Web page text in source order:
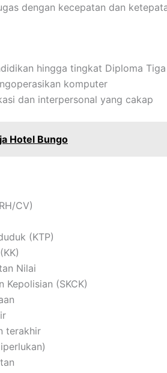
dengan kecepatan dan
hingga tingkat Diploma
komputer
dan interpersonal yang cakap
Hotel Bungo
CV)
(KTP)
Nilai
Kepolisian (SKCK)
terakhir